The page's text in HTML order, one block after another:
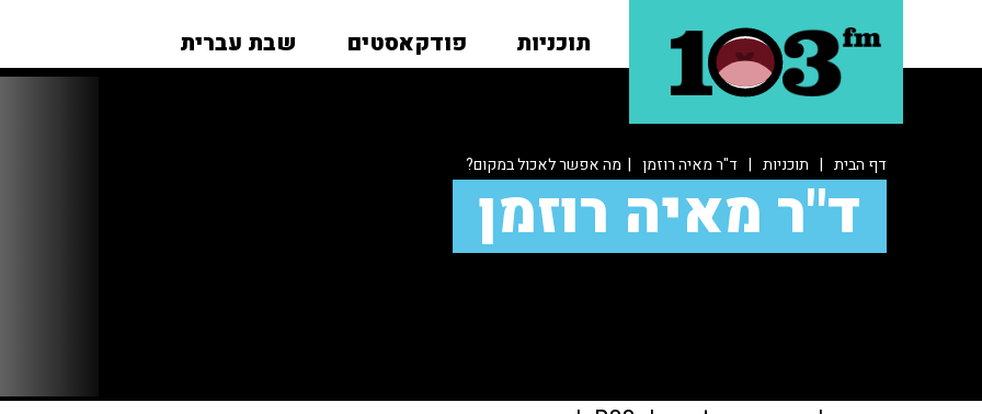
תוכניות פודקאסטים שבת עברית
דף הבית | תוכניות | ד"ר מאיה רוזמן | מה אפשר לאכול במקום?
ד"ר מאיה רוזמן